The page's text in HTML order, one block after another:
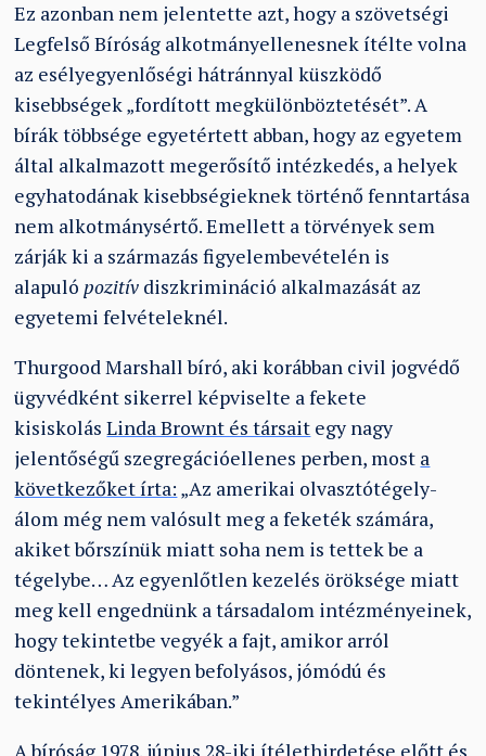
Ez azonban nem jelentette azt, hogy a szövetségi
Legfelső Bíróság alkotmányellenesnek ítélte volna
az esélyegyenlőségi hátránnyal küszködő
kisebbségek „fordított megkülönböztetését”. A
bírák többsége egyetértett abban, hogy az egyetem
által alkalmazott megerősítő intézkedés, a helyek
egyhatodának kisebbségieknek történő fenntartása
nem alkotmánysértő. Emellett a törvények sem
zárják ki a származás figyelembevételén is
alapulópozitív diszkrimináció alkalmazását az
egyetemi felvételeknél.
Thurgood Marshall bíró, aki korábban civil jogvédő
ügyvédként sikerrel képviselte a fekete
kisiskolásLinda Brownt és társait egy nagy
jelentőségű szegregációellenes perben, most a
következőket írta: „Az amerikai olvasztótégely-
álom még nem valósult meg a feketék számára,
akiket bőrszínük miatt soha nem is tettek be a
tégelybe… Az egyenlőtlen kezelés öröksége miatt
meg kell engednünk a társadalom intézményeinek,
hogy tekintetbe vegyék a fajt, amikor arról
döntenek, ki legyen befolyásos, jómódú és
tekintélyes Amerikában.”
A bíróság 1978. június 28-iki ítélethirdetése előtt és